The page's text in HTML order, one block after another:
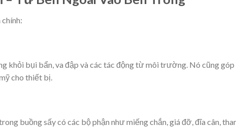
khỏi bụi bẩn, va đập và các tác động từ môi trường. Nó cũng góp
cho thiết bị.
buồng sấy có các bộ phận như miếng chắn, giá đỡ, đĩa cân,